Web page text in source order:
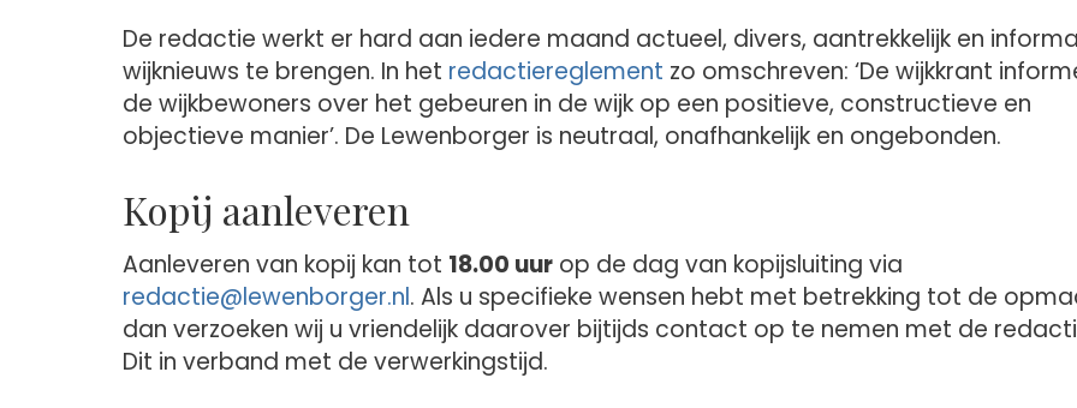
De redactie werkt er hard aan iedere maand actueel, divers, aantrekkelijk en
wijknieuws te brengen. In het redactiereglement zo omschreven: ‘De wijkkrant
de wijkbewoners over het gebeuren in de wijk op een positieve, constructieve en
objectieve manier’. De Lewenborger is neutraal, onafhankelijk en ongebonden.
Kopij aanleveren
Aanleveren van kopij kan tot 18.00 uur op de dag van kopijsluiting via
redactie@lewenborger.nl. Als u specifieke wensen hebt met betrekking tot de
dan verzoeken wij u vriendelijk daarover bijtijds contact op te nemen met de
Dit in verband met de verwerkingstijd.